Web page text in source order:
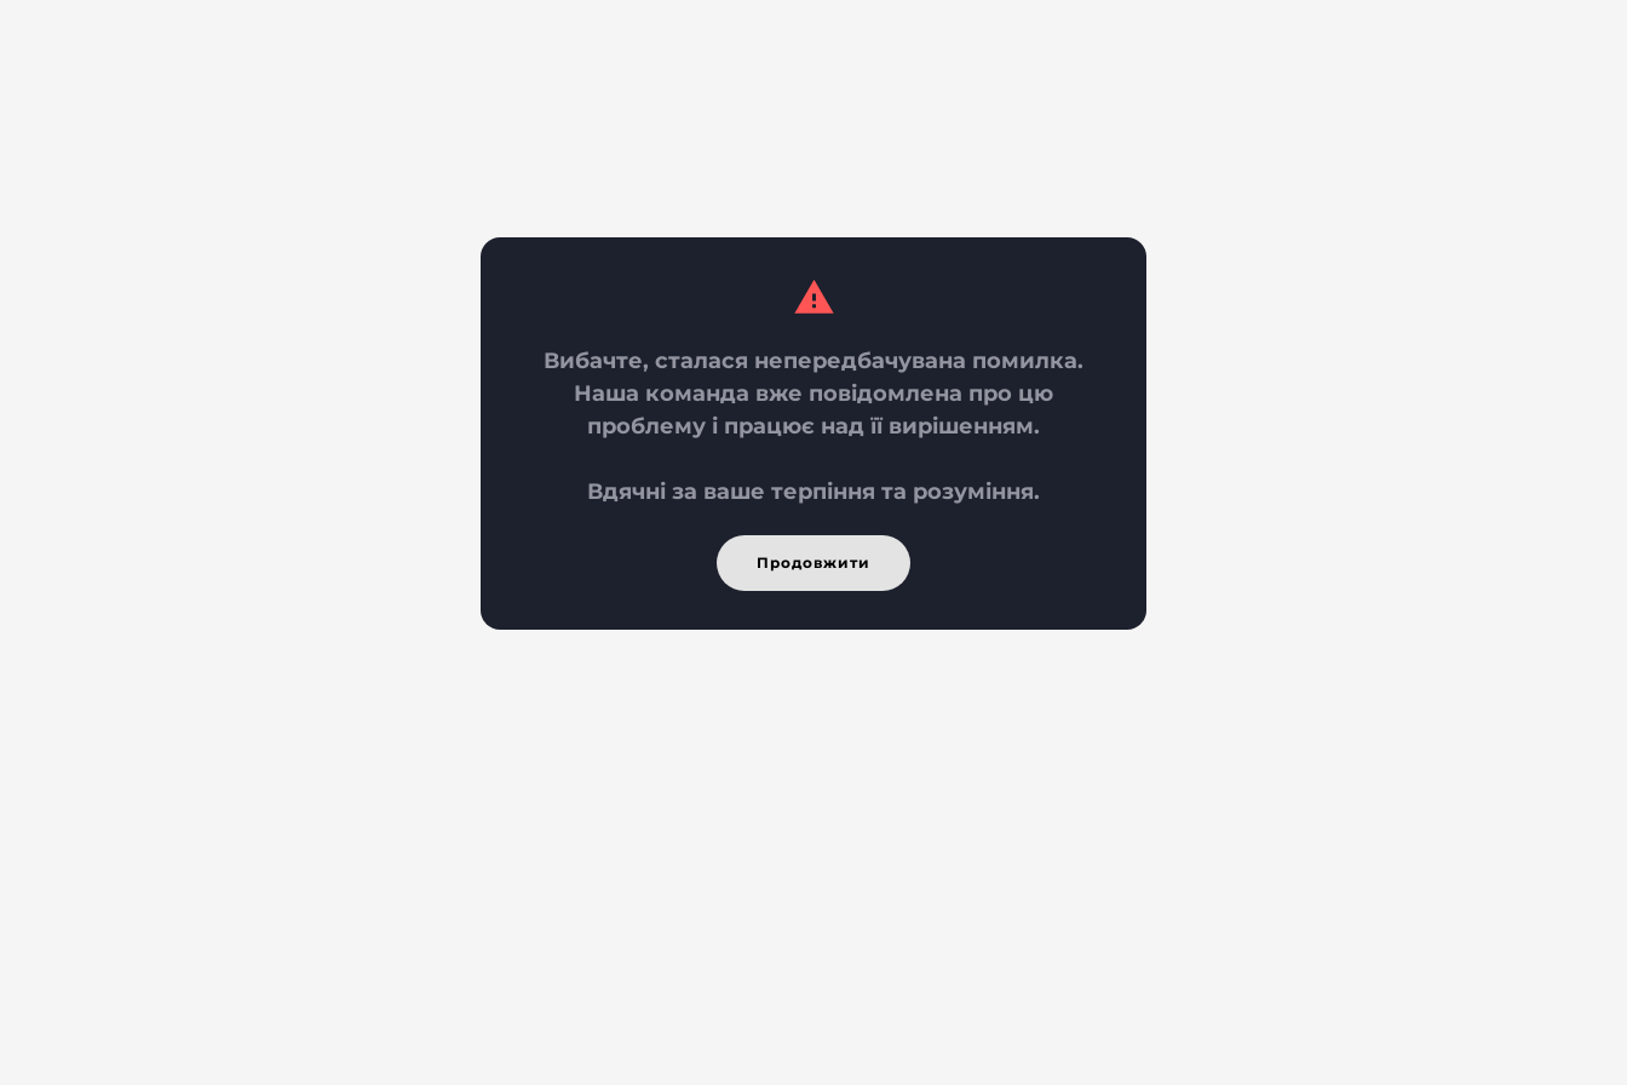
Вибачте, сталася непередбачувана помилка.
Наша команда вже повідомлена про цю
проблему і працює над її вирішенням.
Вдячні за ваше терпіння та розуміння.
Продовжити